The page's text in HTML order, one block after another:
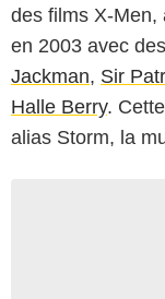
des films X-Men,
en 2003 avec
Jackman, Sir
Halle Berry.
alias Storm, la